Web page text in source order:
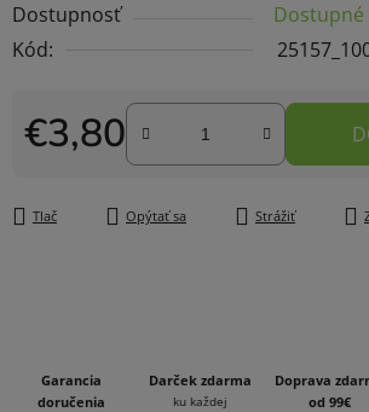
Dostupnosť
Dostupné
Kód:
€3,80
Jednotková cena:
Tlač Opýtať sa Strážiť
Garancia
doručenia
Darček zdarma
ku každej
Doprava
od 99€